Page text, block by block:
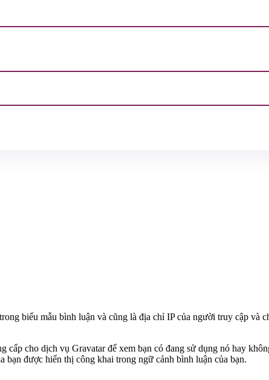
biểu mẫu bình luận và cũng là địa chỉ IP của người truy cập và
cho dịch vụ Gravatar để xem bạn có đang sử dụng nó hay
bạn được hiển thị công khai trong ngữ cảnh bình luận của bạn.